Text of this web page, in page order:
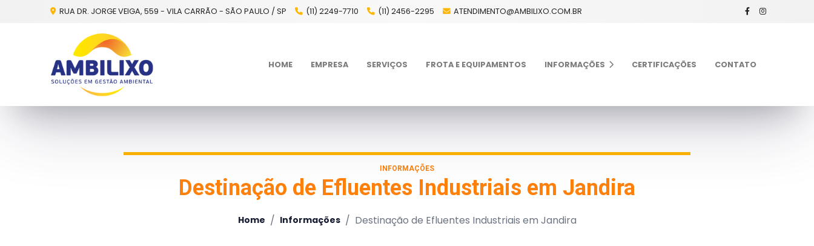
RUA DR. JORGE VEIGA, 559 - VILA CARRÃO - SÃO PAULO / SP (11) 2249-7710 (11) 2456-2295 ATENDIMENTO@AMBILIXO.COM.BR
HOME EMPRESA SERVIÇOS FROTA E EQUIPAMENTOS INFORMAÇÕES CERTIFICAÇÕES CONTATO
INFORMAÇÕES
Destinação de Efluentes Industriais em Jandira
Home / Informações / Destinação de Efluentes Industriais em Jandira